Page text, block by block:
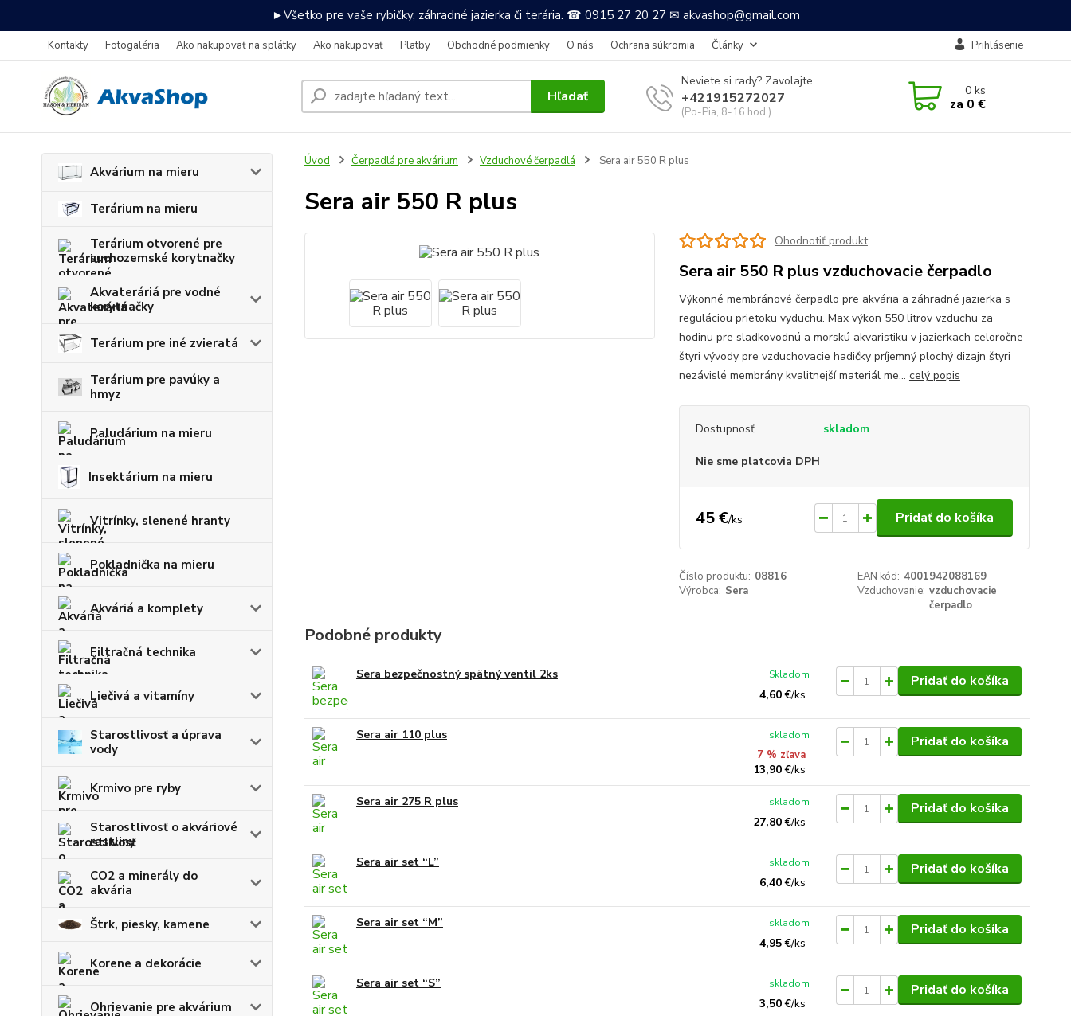
►Všetko pre vaše rybičky, záhradné jazierka či terária. ☎ 0915 27 20 27 ✉ akvashop@gmail.com
Kontakty Fotogaléria Ako nakupovať na splátky Ako nakupovať Platby Obchodné podmienky O nás Ochrana súkromia Články Prihlásenie
Hľadať
Neviete si rady? Zavolajte.
+421915272027
(Po-Pia, 8-16 hod.)
0ks
za 0 €
Akvárium na mieru
Terárium na mieru
Terárium otvorené pre
suchozemské korytnačky
Akvateráriá pre vodné
korytnačky
Terárium pre iné zvieratá
Terárium pre pavúky a
hmyz
Paludárium na mieru
Insektárium na mieru
Vitrínky, slenené hranty
Pokladnička na mieru
Akváriá a komplety
Filtračná technika
Liečivá a vitamíny
Starostlivosť a úprava
vody
Krmivo pre ryby
Starostlivosť o akváriové
rastliny
CO2 a minerály do
akvária
Štrk, piesky, kamene
Korene a dekorácie
Ohrievanie pre akvárium
Úvod Čerpadlá pre akvárium Vzduchové čerpadlá Sera air 550 R plus
Sera air 550 R plus
Ohodnotiť produkt
Sera air 550 R plus vzduchovacie čerpadlo
Výkonné membránové čerpadlo pre akvária a záhradné jazierka s
reguláciou prietoku vyduchu. Max výkon 550 litrov vzduchu za
hodinu pre sladkovodnú a morskú akvaristiku v jazierkach celoročne
štyri vývody pre vzduchovacie hadičky príjemný plochý dizajn štyri
nezávislé membrány kvalitnejší materiál me... celý popis
Dostupnosť skladom
Nie sme platcovia DPH
45 €/ks Pridať do košíka
Číslo produktu: 08816 EAN kód: 4001942088169
Výrobca: Sera Vzduchovanie: vzduchovacie
čerpadlo
Podobné produkty
Sera bezpečnostný spätný ventil 2ks
4,60 €/ks
Skladom Pridať do košíka
Sera air 110 plus
7 % zľava
13,90 €/ks
skladom Pridať do košíka
Sera air 275 R plus
27,80 €/ks
skladom Pridať do košíka
Sera air set “L”
6,40 €/ks
skladom Pridať do košíka
Sera air set “M”
4,95 €/ks
skladom Pridať do košíka
Sera air set “S”
3,50 €/ks
skladom Pridať do košíka